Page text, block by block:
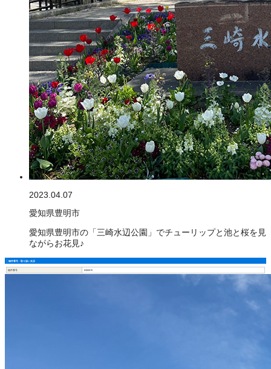
2023.04.07
愛知県豊明市
愛知県豊明市の「三崎水辺公園」でチューリップと池と桜を見
ながらお花見♪
物件番号・取り扱い支店
物件番号 6300570